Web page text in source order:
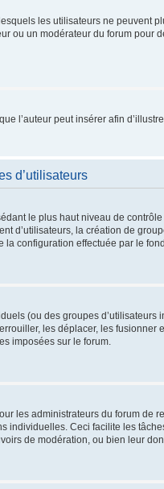
les utilisateurs ne peuvent
ou un modérateur du forum pour
l’auteur peut insérer afin
d’utilisateurs
le plus haut niveau de
d’utilisateurs, la création de
la configuration effectuée par le
(ou des groupes
les déplacer, les
imposées sur le forum.
les administrateurs du forum
individuelles. Ceci facilite les
de modération, ou bien leur